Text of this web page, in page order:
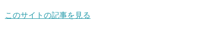
このサイトの記事を見る